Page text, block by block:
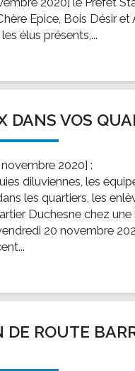
Epice, Bois Désir et
élus présents,...
DANS VOS
2020] :
diluviennes, les
les quartiers, les
Duchesne chez une
20 novembre
DE ROUTE